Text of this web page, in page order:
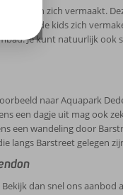
gezin zich vermaakt.
Terwijl de kids zich
Je kunt natuurlijk
naar Aquapark
een dagje uit mag ook
een wandeling door
langs Barstreet gelegen
dan snel ons